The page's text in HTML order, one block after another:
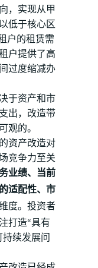
，实现从甲
低于核心区
户的租赁需
户提供了高
过度缩减办
于资产和市
出，改造带
观的。
资产改造对
竞争力至关
业绩、当前
适配性、市
度。投资者
打造“具有
续发展问